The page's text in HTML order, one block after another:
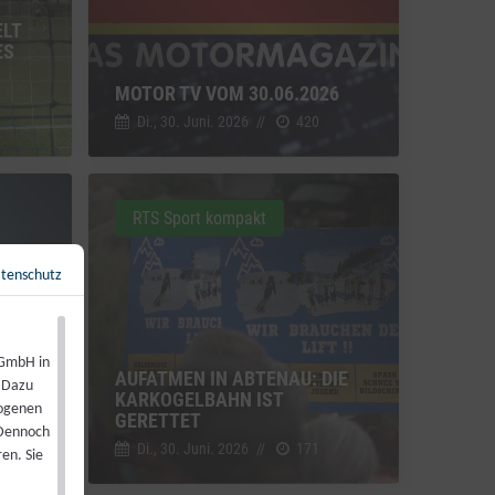
MOTOR TV VOM 30.06.2026
Di., 30. Juni. 2026 // 420
AUFATMEN IN ABTENAU: DIE
KARKOGELBAHN IST
GERETTET
Di., 30. Juni. 2026 //
RTS Sport kompakt
in
Sie